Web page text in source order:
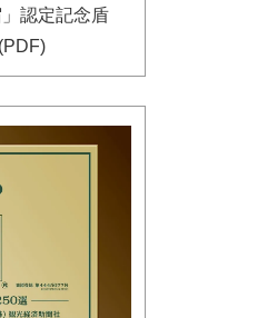
認定記念盾
(PDF)